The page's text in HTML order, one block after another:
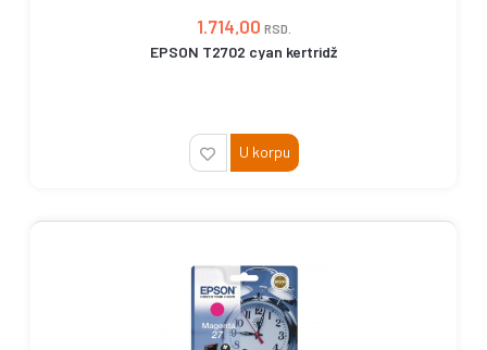
1.714,00 RSD.
EPSON T2702 cyan kertridž
U korpu